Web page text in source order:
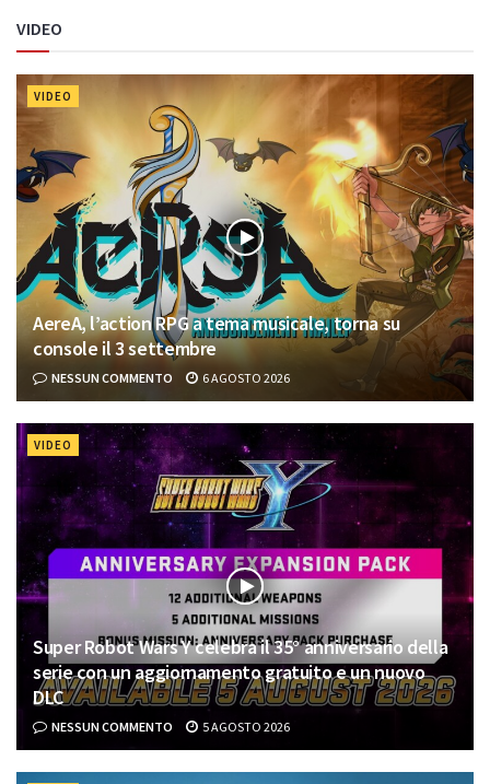
VIDEO
VIDEO
AereA, l’action RPG a tema musicale, torna su
console il 3 settembre
NESSUN COMMENTO 6 AGOSTO 2026
VIDEO
Super Robot Wars Y celebra il 35° anniversario della
serie con un aggiornamento gratuito e un nuovo
DLC
NESSUN COMMENTO 5 AGOSTO 2026